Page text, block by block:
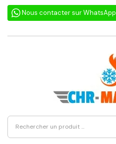
Nous contacter sur WhatsApp